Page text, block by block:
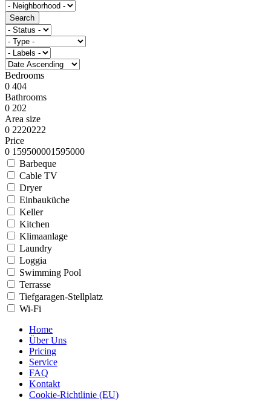
Search
Bedrooms
0 404
Bathrooms
0 202
Area size
0 2220222
Price
0 159500001595000
Barbeque
Cable TV
Dryer
Einbauküche
Keller
Kitchen
Klimaanlage
Laundry
Loggia
Swimming Pool
Terrasse
Tiefgaragen-Stellplatz
Wi-Fi
Home
Über Uns
Pricing
Service
FAQ
Kontakt
Cookie-Richtlinie (EU)